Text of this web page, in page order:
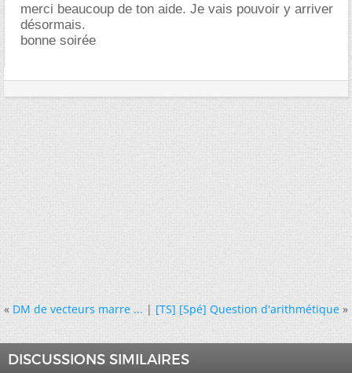
merci beaucoup de ton aide. Je vais pouvoir y arriver
désormais.
bonne soirée
« DM de vecteurs marre ...|[TS] [Spé] Question d'arithmétique »
DISCUSSIONS SIMILAIRES